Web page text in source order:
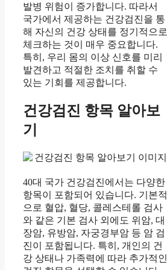
발병 위험이 증가합니다. 따라서
국가에서 제공하는 건강검진을 통
해 자신의 건강 상태를 정기적으로
체크하는 것이 매우 중요합니다.
특히, 우리 몸의 이상 신호를 미리
발견하고 적절한 조치를 취할 수
있는 기회를 제공합니다.
건강검진 항목 알아보
기
40대 국가 건강검진에서는 다양한
항목이 포함되어 있습니다. 기본적
으로 혈압, 혈당, 콜레스테롤 검사
와 같은 기본 검사 외에도 위암, 대
장암, 유방암, 자궁경부암 등 암 검
진이 포함됩니다. 특히, 개인의 건
강 상태나 가족력에 따라 추가적인